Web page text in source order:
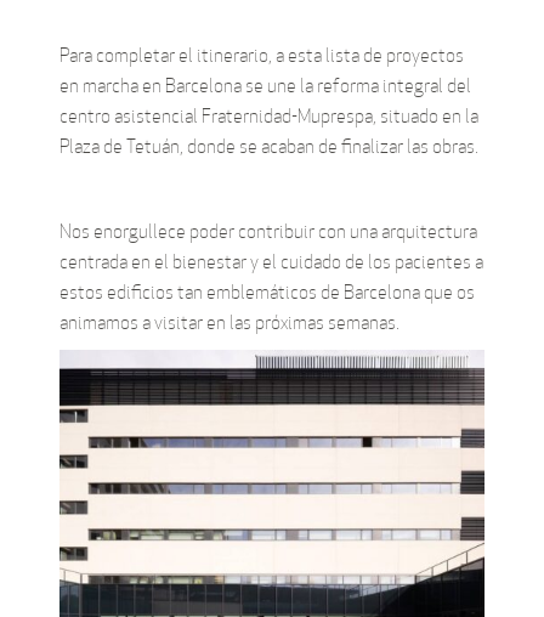
Para completar el itinerario, a esta lista de proyectos
en marcha en Barcelona se une la reforma integral del
centro asistencial Fraternidad-Muprespa, situado en la
Plaza de Tetuán, donde se acaban de finalizar las obras.
Nos enorgullece poder contribuir con una arquitectura
centrada en el bienestar y el cuidado de los pacientes a
estos edificios tan emblemáticos de Barcelona que os
animamos a visitar en las próximas semanas.